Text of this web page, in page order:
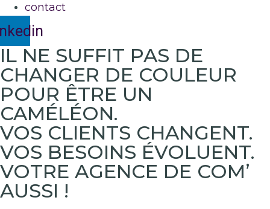
contact
L’AGENCE
STRATÉGIQUEMENT
CRÉATIVE
IL NE SUFFIT PAS DE
CHANGER DE COULEUR
POUR ÊTRE UN
CAMÉLÉON.
VOS CLIENTS CHANGENT.
VOS BESOINS ÉVOLUENT.
VOTRE AGENCE DE COM’
AUSSI !